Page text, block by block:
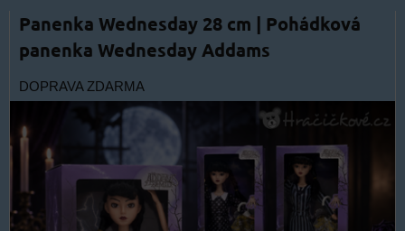
Panenka Wednesday 28 cm | Pohádková
panenka Wednesday Addams
DOPRAVA ZDARMA